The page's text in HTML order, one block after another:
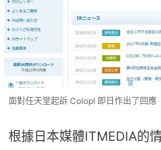
面對任天堂起訴 Colopl 即日作出了回應
根據日本媒體ITMEDIA的